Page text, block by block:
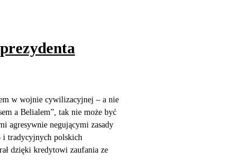
w wojnie cywilizacyjnej – a nie
a Belialem”, tak nie może być
agresywnie negującymi zasady
i tradycyjnych polskich
dzięki kredytowi zaufania ze